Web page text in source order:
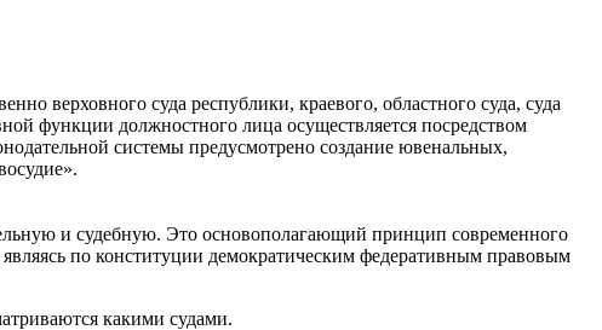
верховного суда республики, краевого, областного суда, суда
функции должностного лица осуществляется посредством
системы предусмотрено создание ювенальных,
и судебную. Это основополагающий принцип современного
по конституции демократическим федеративным правовым
какими судами.